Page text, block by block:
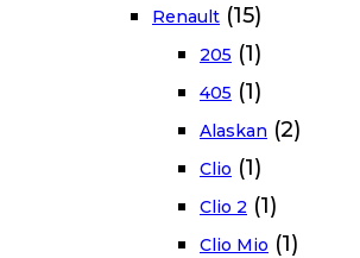
Renault (15)
205 (1)
405 (1)
Alaskan (2)
Clio (1)
Clio 2 (1)
Clio Mio (1)